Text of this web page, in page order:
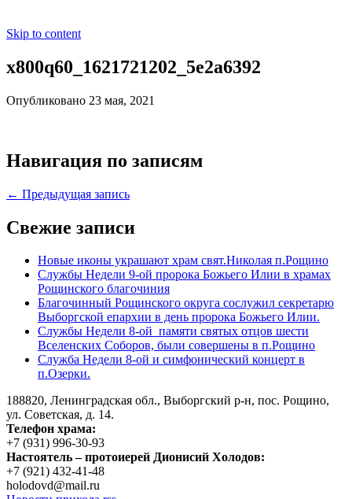
Skip to content
x800q60_1621721202_5e2a6392
Опубликовано 23 мая, 2021
Навигация по записям
← Предыдущая запись
Свежие записи
Новые иконы украшают храм свят.Николая п.Рощино
Службы Недели 9-ой пророка Божьего Илии в храмах
Рощинского благочиния
Благочинный Рощинского округа сослужил секретарю
Выборгской епархии в день пророка Божьего Илии.
Службы Недели 8-ой памяти святых отцов шести
Вселенских Соборов, были совершены в п.Рощино
Служба Недели 8-ой и симфонический концерт в
п.Озерки.
188820, Ленинградская обл., Выборгский р-н, пос. Рощино,
ул. Советская, д. 14.
Телефон храма:
+7 (931) 996-30-93
Настоятель – протоиерей Дионисий Холодов:
+7 (921) 432-41-48
holodovd@mail.ru